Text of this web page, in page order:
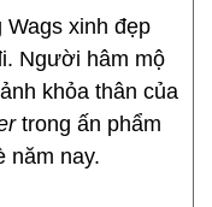
Wags xinh đẹp
Người hâm mộ
khỏa thân của
trong ấn phẩm
năm nay.